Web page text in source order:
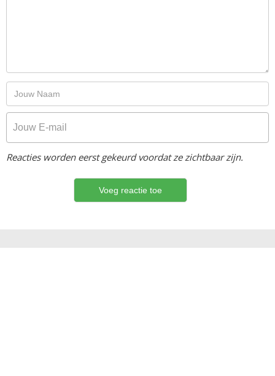
Reacties worden eerst gekeurd voordat ze zichtbaar zijn.